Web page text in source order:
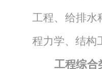
工程、给排水
程力学、结构
工程综合